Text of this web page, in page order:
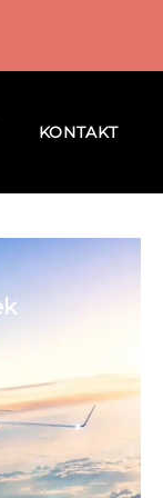
KONTAKT